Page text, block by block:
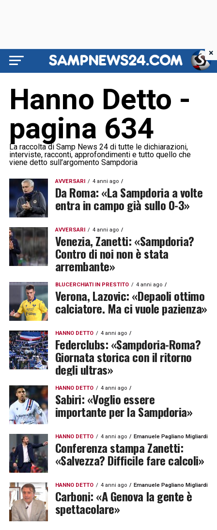
Hanno Detto -
pagina 634
La raccolta di Samp News 24 di tutte le dichiarazioni,
interviste, racconti, approfondimenti e tutto quello che
viene detto sull’argomento Sampdoria
AVVERSARI 4 anni ago
Da Roma: «La Sampdoria a volte
entra in campo già sullo 0-3»
AVVERSARI 4 anni ago
Venezia, Zanetti: «Sampdoria?
Contro di noi non è stata
arrembante»
BLUCERCHIATI IN PRESTITO 4 anni ago
Verona, Lazovic: «Depaoli ottimo
calciatore. Ma ci vuole pazienza»
HANNO DETTO 4 anni ago
Federclubs: «Sampdoria-Roma?
Giornata storica con il ritorno
degli ultras»
HANNO DETTO 4 anni ago
Sabiri: «Voglio essere
importante per la Sampdoria»
HANNO DETTO 4 anni ago Emanuele Pagliano Migliardi
Conferenza stampa Zanetti:
«Salvezza? Difficile fare calcoli»
HANNO DETTO 4 anni ago Emanuele Pagliano Migliardi
Carboni: «A Genova la gente è
spettacolare»
×